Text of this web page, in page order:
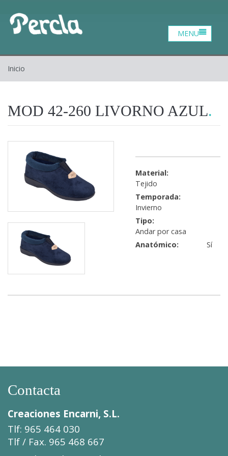
Inicio
MOD 42-260 LIVORNO AZUL
Material:
Tejido
Temporada:
Invierno
Tipo:
Andar por casa
Anatómico:
Sí
Contacta
Creaciones Encarni, S.L.
Tlf: 965 464 030
Tlf / Fax. 965 468 667